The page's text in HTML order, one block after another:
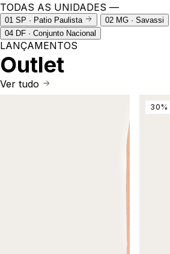
TODAS AS UNIDADES —
01 SP · Patio Paulista 02 MG · Savassi
04 DF · Conjunto Nacional
LANÇAMENTOS
Outlet
Ver tudo
30 %